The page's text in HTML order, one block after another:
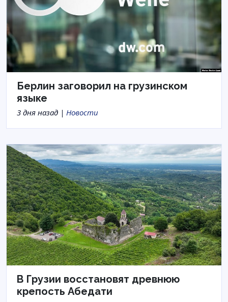
Берлин заговорил на грузинском
языке
3 дня назад | Новости
В Грузии восстановят древнюю
крепость Абедати